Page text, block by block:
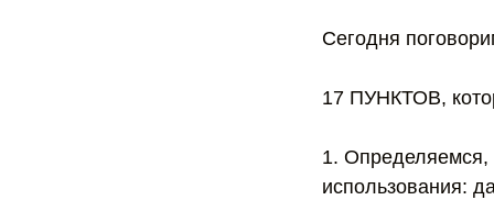
Сегодня
17 ПУНКТОВ,
1. Определяемся,
использования: